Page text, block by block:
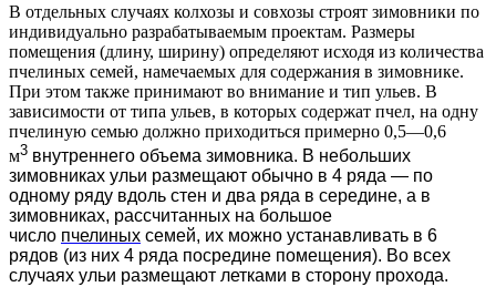
В отдельных случаях колхозы и совхозы строят зимовники по
индивидуально разрабатываемым проектам. Размеры
помещения (длину, ширину) определяют исходя из количества
пчелиных семей, намечаемых для содержания в зимовнике.
При этом также принимают во внимание и тип ульев. В
зависимости от типа ульев, в которых содержат пчел, на одну
пчелиную семью должно приходиться примерно 0,5—0,6
м3 внутреннего объема зимовника. В небольших
зимовниках ульи размещают обычно в 4 ряда — по
одному ряду вдоль стен и два ряда в середине, а в
зимовниках, рассчитанных на большое
число пчелиных семей, их можно устанавливать в 6
рядов (из них 4 ряда посредине помещения). Во всех
случаях ульи размещают летками в сторону прохода.